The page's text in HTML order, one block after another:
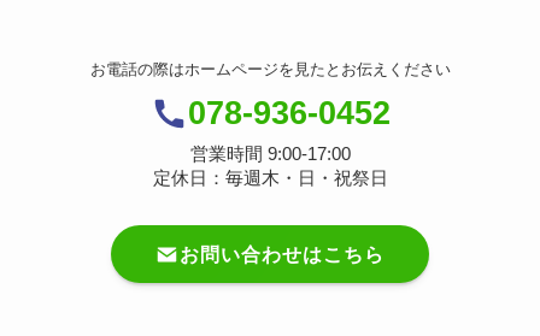
お電話の際はホームページを見たとお伝えください
078-936-0452
営業時間 9:00-17:00
定休日：毎週木・日・祝祭日
お問い合わせはこちら